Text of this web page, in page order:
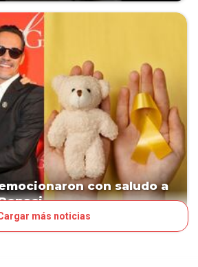
con saludo a
más noticias